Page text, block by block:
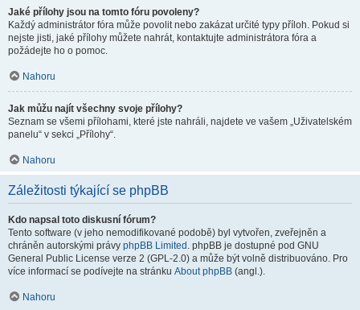
Jaké přílohy jsou na tomto fóru povoleny?
Každý administrátor fóra může povolit nebo zakázat určité typy příloh. Pokud si
nejste jisti, jaké přílohy můžete nahrát, kontaktujte administrátora fóra a
požádejte ho o pomoc.
Nahoru
Jak můžu najít všechny svoje přílohy?
Seznam se všemi přílohami, které jste nahráli, najdete ve vašem „Uživatelském
panelu“ v sekci „Přílohy“.
Nahoru
Záležitosti týkající se phpBB
Kdo napsal toto diskusní fórum?
Tento software (v jeho nemodifikované podobě) byl vytvořen, zveřejněn a
chráněn autorskými právy phpBB Limited . phpBB je dostupné pod GNU
General Public License verze 2 (GPL-2.0) a může být volně distribuováno. Pro
více informací se podívejte na stránku About phpBB (angl.).
Nahoru